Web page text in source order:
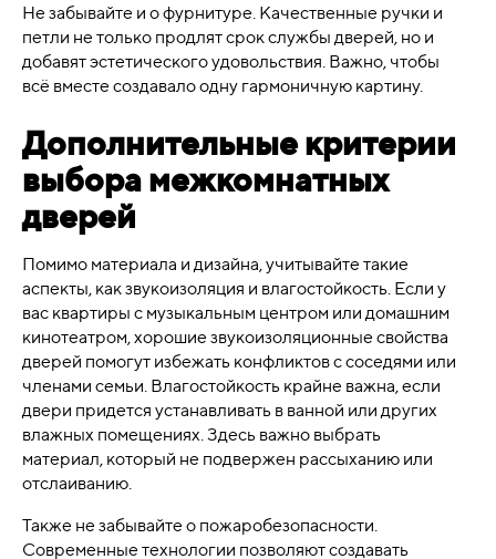
Не забывайте и о фурнитуре. Качественные ручки и
петли не только продлят срок службы дверей, но и
добавят эстетического удовольствия. Важно, чтобы
всё вместе создавало одну гармоничную картину.
Дополнительные критерии
выбора межкомнатных
дверей
Помимо материала и дизайна, учитывайте такие
аспекты, как звукоизоляция и влагостойкость. Если у
вас квартиры с музыкальным центром или домашним
кинотеатром, хорошие звукоизоляционные свойства
дверей помогут избежать конфликтов с соседями или
членами семьи. Влагостойкость крайне важна, если
двери придется устанавливать в ванной или других
влажных помещениях. Здесь важно выбрать
материал, который не подвержен рассыханию или
отслаиванию.
Также не забывайте о пожаробезопасности.
Современные технологии позволяют создавать